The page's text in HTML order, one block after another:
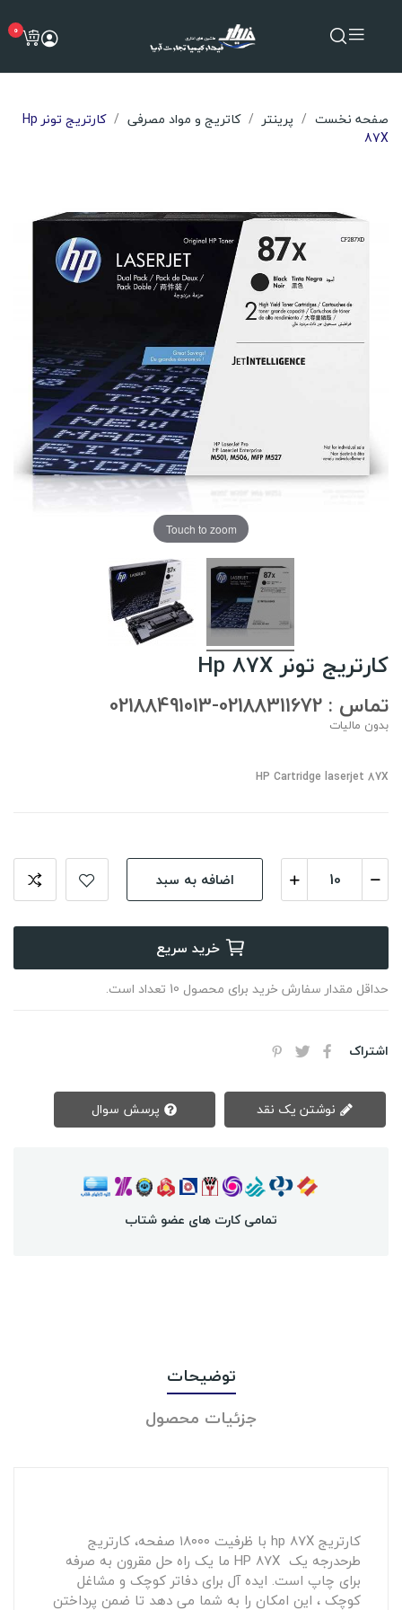
0
صفحه نخست پرینتر کاتریج و مواد مصرفی
کارتریج تونر Hp
87X
Touch to zoom
کارتریج تونر Hp 87X
تماس : 02188311672-02188491013
بدون مالیات
HP Cartridge laserjet 87X
اضافه به سبد
خرید سریع
حداقل مقدار سفارش خرید برای محصول 10 تعداد است.
اشتراک
تمامی کارت های عضو شتاب
توضیحات
جزئیات محصول
کارتریج hp 87X با ظرفیت ۱۸۰۰۰ صفحه، کارتریج
طرحدرجه یک HP 87X ما یک راه حل مقرون به صرفه
برای چاپ است. ایده آل برای دفاتر کوچک و مشاغل
کوچک ، این امکان را به شما می دهد تا ضمن پرداختن